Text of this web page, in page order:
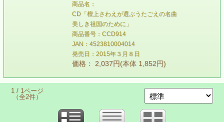
商品名：
CD「檀上さわえが選ぶうたごえの名曲
美しき祖国のために」
商品番号：CCD914
JAN：4523810004014
発売日：2015年３月８日
価格： 2,037円(本体 1,852円)
1 / 1ページ
（全2件）